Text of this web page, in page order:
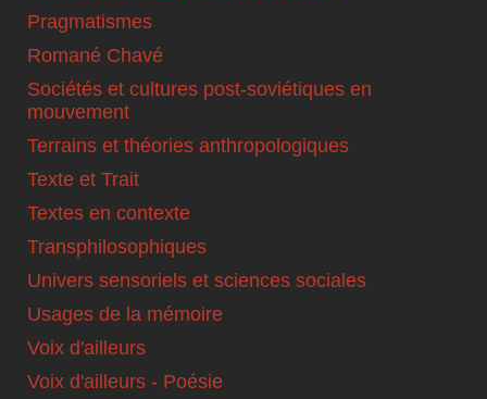
Pragmatismes
Romané Chavé
Sociétés et cultures post-soviétiques en
mouvement
Terrains et théories anthropologiques
Texte et Trait
Textes en contexte
Transphilosophiques
Univers sensoriels et sciences sociales
Usages de la mémoire
Voix d'ailleurs
Voix d'ailleurs - Poésie